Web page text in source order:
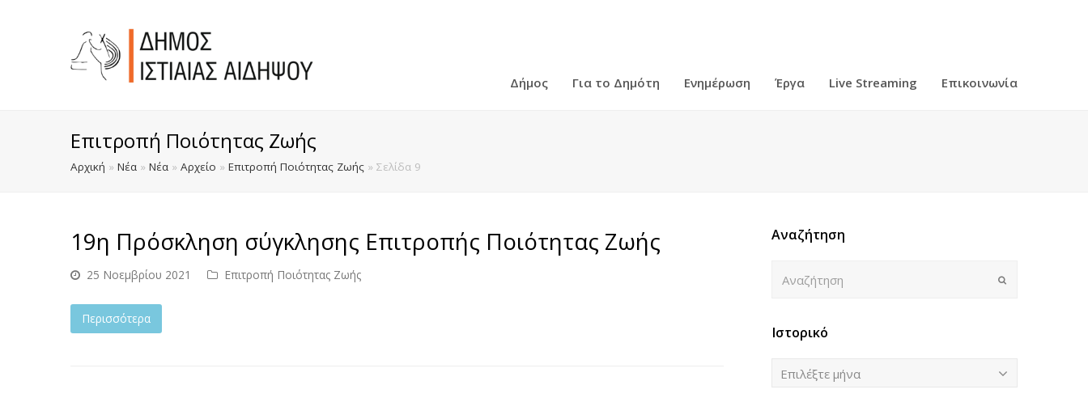
Δήμος Για το Δημότη Ενημέρωση Έργα Live Streaming Επικοινωνία
Επιτροπή Ποιότητας Ζωής
Αρχική » Νέα » Νέα » Αρχείο » Επιτροπή Ποιότητας Ζωής » Σελίδα 9
19η Πρόσκληση σύγκλησης Επιτροπής Ποιότητας Ζωής
25 Νοεμβρίου 2021 Επιτροπή Ποιότητας Ζωής
Περισσότερα
Αναζήτηση
Ιστορικό
Ιστορικό
Επιλέξτε μήνα